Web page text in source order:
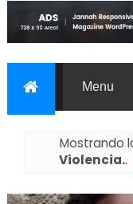
Mostrando
Violencia..